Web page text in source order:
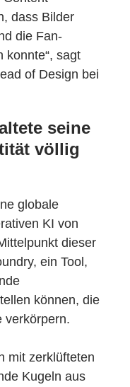
dass Bilder
die Fan-
konnte“, sagt
of Design bei
seine
völlig
globale
KI von
dieser
ein Tool,
können, die
verkörpern.
mit zerklüfteten
Kugeln aus